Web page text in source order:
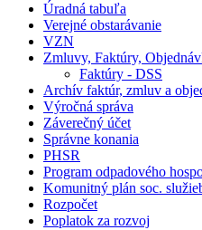
Úradná tabuľa
Verejné obstarávanie
VZN
Zmluvy, Faktúry,
Faktúry - DSS
Archív faktúr, zmluv a
Výročná správa
Záverečný účet
Správne konania
PHSR
Program odpadového
Komunitný plán soc.
Rozpočet
Poplatok za rozvoj